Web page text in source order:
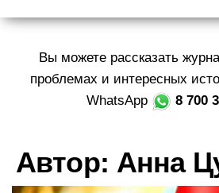
Вы можете рассказать
проблемах и интересных
WhatsApp
8 700
Автор: Анна